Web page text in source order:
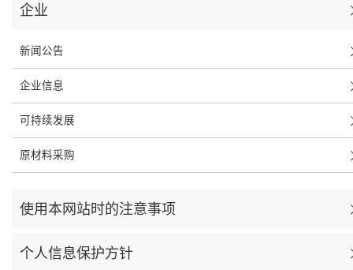
企业
新闻公告
企业信息
可持续发展
原材料采购
使用本网站时的注意事项
个人信息保护方针